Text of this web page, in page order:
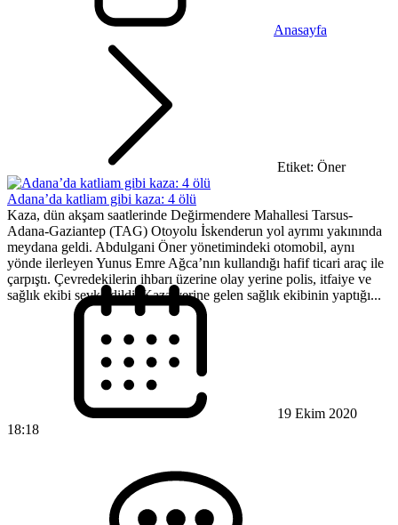
Anasayfa
Etiket: Öner
Adana’da katliam gibi kaza: 4 ölü
Kaza, dün akşam saatlerinde Değirmendere Mahallesi Tarsus-
Adana-Gaziantep (TAG) Otoyolu İskenderun yol ayrımı yakınında
meydana geldi. Abdulgani Öner yönetimindeki otomobil, aynı
yönde ilerleyen Yunus Emre Ağca’nın kullandığı hafif ticari araç ile
çarpıştı. Çevredekilerin ihbarı üzerine olay yerine polis, itfaiye ve
sağlık ekibi sevk edildi. Kaza yerine gelen sağlık ekibinin yaptığı...
19 Ekim 2020
18:18